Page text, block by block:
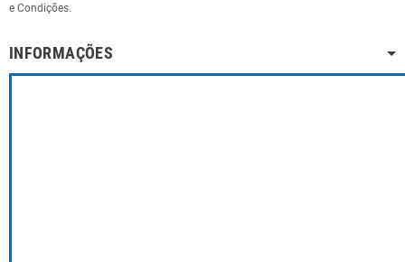
e Condições.
INFORMAÇÕES